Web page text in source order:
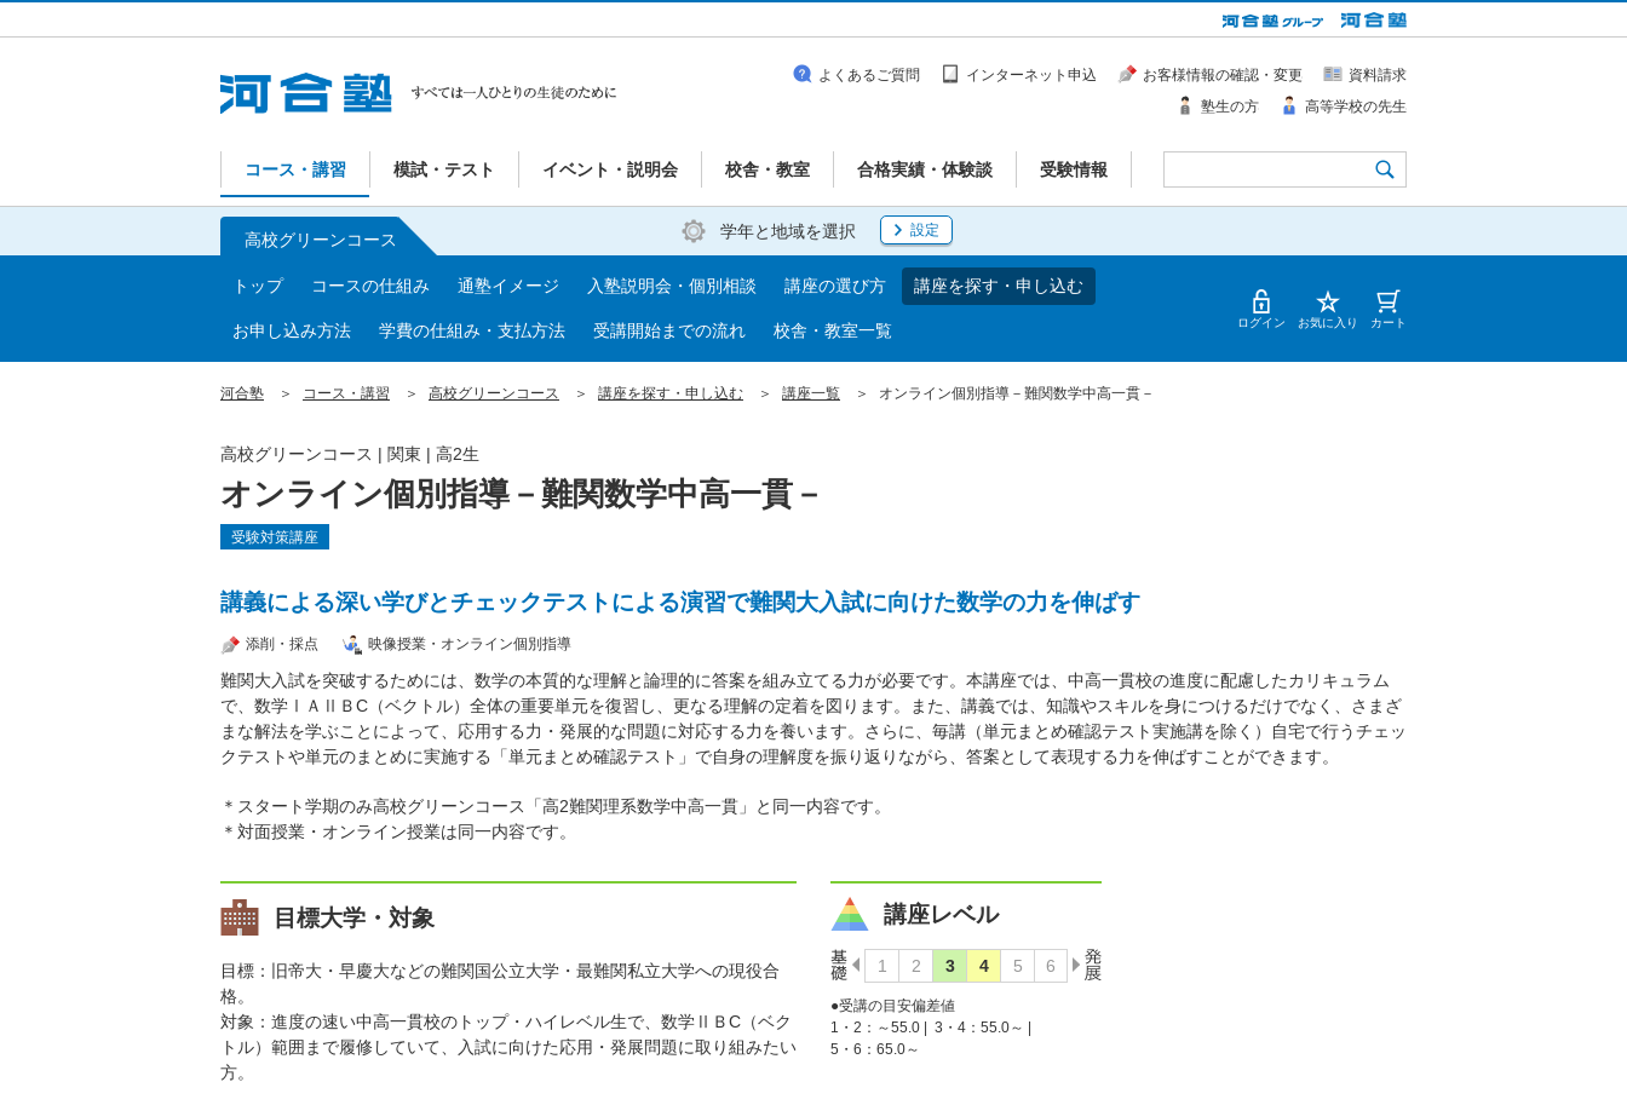
コース・講習 模試・テスト イベント・説明会 校舎・教室 合格実績・体験談 受験情報
よくあるご質問 インターネット申込 お客様情報の確認・変更
資料請求
塾生の方
高等学校の先生
学年と地域を選択 設定
高校グリーンコース
トップ コースの仕組み 通塾イメージ 入塾説明会・個別相談 講座の選び方 講座を探す・申し込む
お申し込み方法 学費の仕組み・支払方法 受講開始までの流れ 校舎・教室一覧 ログイン お気に入り カート
河合塾 コース・講習 高校グリーンコース 講座を探す・申し込む 講座一覧 オンライン個別指導－難関数学中高一貫－
高校グリーンコース | 関東 | 高2生
オンライン個別指導－難関数学中高一貫－
受験対策講座
講義による深い学びとチェックテストによる演習で難関大入試に向けた数学の力を伸ばす
添削・採点 映像授業・オンライン個別指導
難関大入試を突破するためには、数学の本質的な理解と論理的に答案を組み立てる力が必要です。本講座では、中高一貫校の進度に配慮したカリキュラム
で、数学ⅠＡⅡＢC（ベクトル）全体の重要単元を復習し、更なる理解の定着を図ります。また、講義では、知識やスキルを身につけるだけでなく、さまざ
まな解法を学ぶことによって、応用する力・発展的な問題に対応する力を養います。さらに、毎講（単元まとめ確認テスト実施講を除く）自宅で行うチェッ
クテストや単元のまとめに実施する「単元まとめ確認テスト」で自身の理解度を振り返りながら、答案として表現する力を伸ばすことができます。
＊スタート学期のみ高校グリーンコース「高2難関理系数学中高一貫」と同一内容です。
＊対面授業・オンライン授業は同一内容です。
目標大学・対象
目標：旧帝大・早慶大などの難関国公立大学・最難関私立大学への現役合
格。
対象：進度の速い中高一貫校のトップ・ハイレベル生で、数学ⅡＢC（ベク
トル）範囲まで履修していて、入試に向けた応用・発展問題に取り組みたい
方。
講座レベル
●受講の目安偏差値
1・2：～55.0 |
3・4：55.0～ |
5・6：65.0～